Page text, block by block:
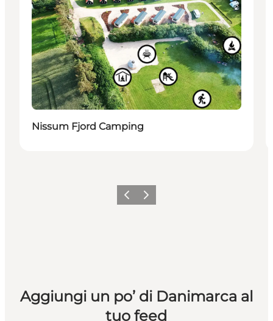
Nissum Fjord Camping
Precedente
Avanti
Aggiungi un po’ di Danimarca al
tuo feed